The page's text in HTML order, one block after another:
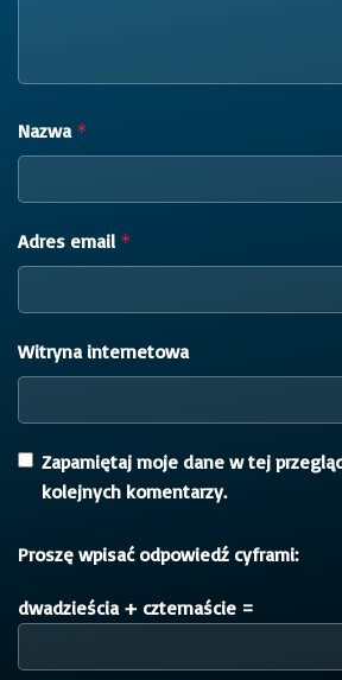
Nazwa *
Adres email *
Witryna internetowa
Zapamiętaj moje dane w tej
kolejnych komentarzy.
Proszę wpisać odpowiedź cyframi:
dwadzieścia + czternaście =